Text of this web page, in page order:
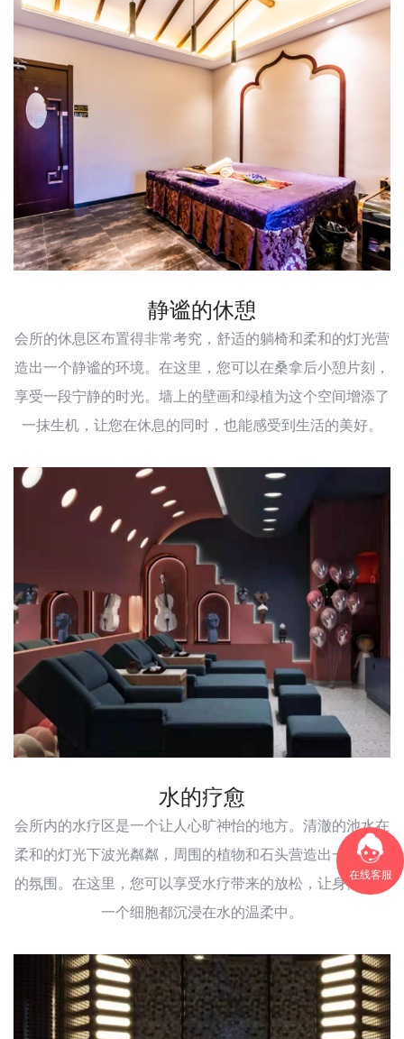
在线客服
静谧的休憩
会所的休息区布置得非常考究，舒适的躺椅和柔和的灯光营
造出一个静谧的环境。在这里，您可以在桑拿后小憩片刻，
享受一段宁静的时光。墙上的壁画和绿植为这个空间增添了
一抹生机，让您在休息的同时，也能感受到生活的美好。
水的疗愈
会所内的水疗区是一个让人心旷神怡的地方。清澈的池水在
柔和的灯光下波光粼粼，周围的植物和石头营造出一种宁静
的氛围。在这里，您可以享受水疗带来的放松，让身体的每
一个细胞都沉浸在水的温柔中。